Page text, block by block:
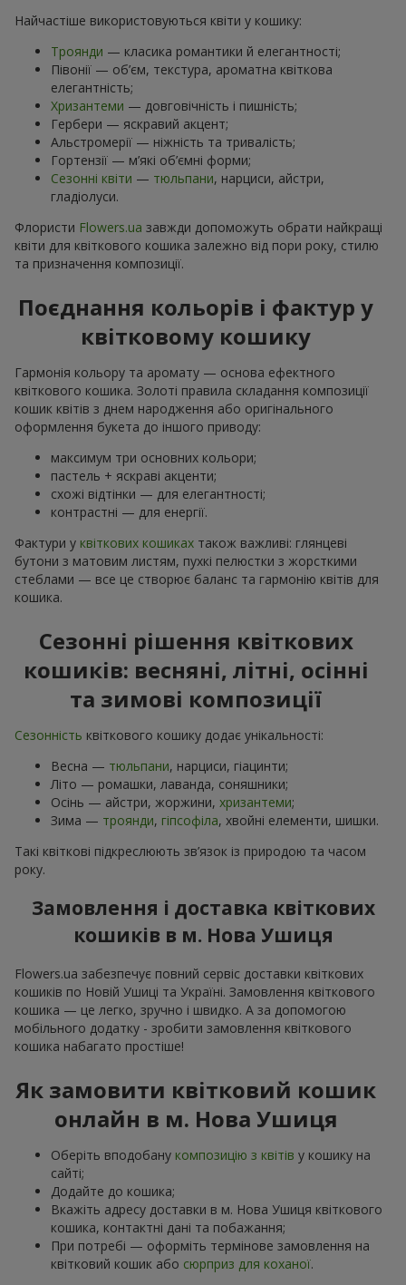
Найчастіше використовуються квіти у кошику:
Троянди — класика романтики й елегантності;
Півонії — об’єм, текстура, ароматна квіткова
елегантність;
Хризантеми — довговічність і пишність;
Гербери — яскравий акцент;
Альстромерії — ніжність та тривалість;
Гортензії — м’які об’ємні форми;
Сезонні квіти — тюльпани, нарциси, айстри,
гладіолуси.
Флористи Flowers.ua завжди допоможуть обрати найкращі
квіти для квіткового кошика залежно від пори року, стилю
та призначення композиції.
Поєднання кольорів і фактур у
квітковому кошику
Гармонія кольору та аромату — основа ефектного
квіткового кошика. Золоті правила складання композиції
кошик квітів з днем ​​народження або оригінального
оформлення букета до іншого приводу:
максимум три основних кольори;
пастель + яскраві акценти;
схожі відтінки — для елегантності;
контрастні — для енергії.
Фактури у квіткових кошиках також важливі: глянцеві
бутони з матовим листям, пухкі пелюстки з жорсткими
стеблами — все це створює баланс та гармонію квітів для
кошика.
Сезонні рішення квіткових
кошиків: весняні, літні, осінні
та зимові композиції
Сезонність квіткового кошику додає унікальності:
Весна — тюльпани, нарциси, гіацинти;
Літо — ромашки, лаванда, соняшники;
Осінь — айстри, жоржини, хризантеми;
Зима — троянди, гіпсофіла, хвойні елементи, шишки.
Такі квіткові підкреслюють зв’язок із природою та часом
року.
Замовлення і доставка квіткових
кошиків в м. Нова Ушиця
Flowers.ua забезпечує повний сервіс доставки квіткових
кошиків по Новій Ушиці та Україні. Замовлення квіткового
кошика — це легко, зручно і швидко. А за допомогою
мобільного додатку - зробити замовлення квіткового
кошика набагато простіше!
Як замовити квітковий кошик
онлайн в м. Нова Ушиця
Оберіть вподобану композицію з квітів у кошику на
сайті;
Додайте до кошика;
Вкажіть адресу доставки в м. Нова Ушиця квіткового
кошика, контактні дані та побажання;
При потребі — оформіть термінове замовлення на
квітковий кошик або сюрприз для коханої.